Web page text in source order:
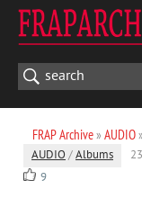
FRAP Archive» AUDIO»
AUDIO /Albums
9